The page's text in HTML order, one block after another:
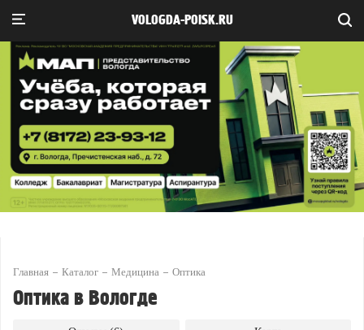
VOLOGDA-POISK.RU
Главная Каталог Медицина Оптика
Оптика в Вологде